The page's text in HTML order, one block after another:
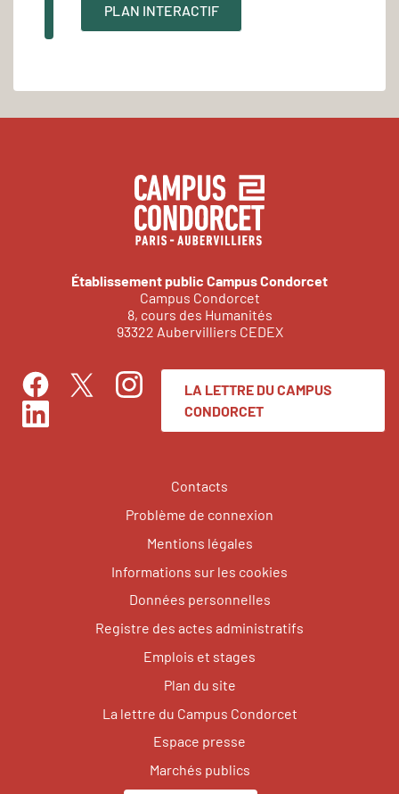
PLAN INTERACTIF
Établissement public Campus Condorcet
Campus Condorcet
8, cours des Humanités
93322 Aubervilliers CEDEX
FacebookTwitterInstagram
LinkedIn
LA LETTRE DU CAMPUS
CONDORCET
Contacts
Problème de connexion
Mentions légales
Informations sur les cookies
Données personnelles
Registre des actes administratifs
Emplois et stages
Plan du site
La lettre du Campus Condorcet
Espace presse
Marchés publics